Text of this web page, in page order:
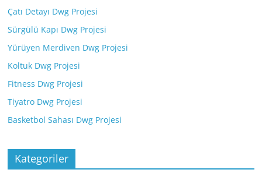
Çatı Detayı Dwg Projesi
Sürgülü Kapı Dwg Projesi
Yürüyen Merdiven Dwg Projesi
Koltuk Dwg Projesi
Fitness Dwg Projesi
Tiyatro Dwg Projesi
Basketbol Sahası Dwg Projesi
Kategoriler